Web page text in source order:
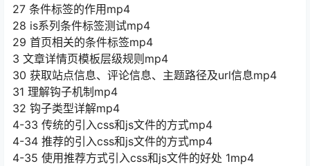
27 条件标签的作用mp4
28 is系列条件标签测试mp4
29 首页相关的条件标签mp4
3 文章详情页模板层级规则mp4
30 获取站点信息、评论信息、主题路径及url信息mp4
31 理解钩子机制mp4
32 钩子类型详解mp4
4-33 传统的引入css和js文件的方式mp4
4-34 推荐的引入css和js文件的方式mp4
4-35 使用推荐方式引入css和js文件的好处 1mp4